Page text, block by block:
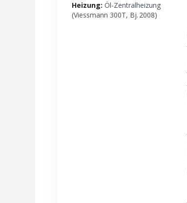
Heizung: Öl-Zentralheizung
(Viessmann 300T, Bj. 2008)